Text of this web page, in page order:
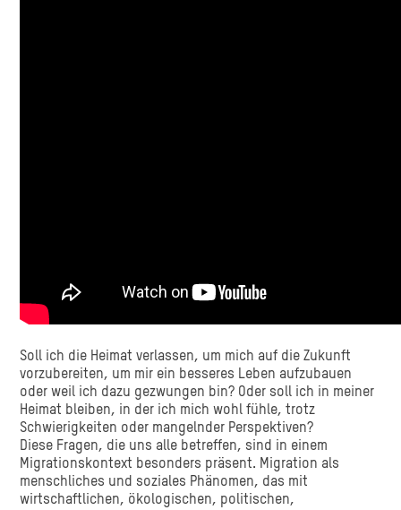
Soll ich die Heimat verlassen, um mich auf die Zukunft
vorzubereiten, um mir ein besseres Leben aufzubauen
oder weil ich dazu gezwungen bin? Oder soll ich in meiner
Heimat bleiben, in der ich mich wohl fühle, trotz
Schwierigkeiten oder mangelnder Perspektiven?
Diese Fragen, die uns alle betreffen, sind in einem
Migrationskontext besonders präsent. Migration als
menschliches und soziales Phänomen, das mit
wirtschaftlichen, ökologischen, politischen,